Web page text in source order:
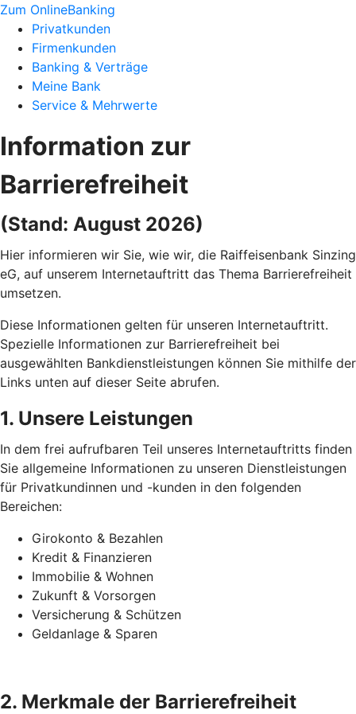
Zum OnlineBanking
Privatkunden
Firmenkunden
Banking & Verträge
Meine Bank
Service & Mehrwerte
Information zur
Barrierefreiheit
(Stand: August 2026)
Hier informieren wir Sie, wie wir, die Raiffeisenbank Sinzing
eG, auf unserem Internetauftritt das Thema Barrierefreiheit
umsetzen.
Diese Informationen gelten für unseren Internetauftritt.
Spezielle Informationen zur Barrierefreiheit bei
ausgewählten Bankdienstleistungen können Sie mithilfe der
Links unten auf dieser Seite abrufen.
1. Unsere Leistungen
In dem frei aufrufbaren Teil unseres Internetauftritts finden
Sie allgemeine Informationen zu unseren Dienstleistungen
für Privatkundinnen und -kunden in den folgenden
Bereichen:
Girokonto & Bezahlen
Kredit & Finanzieren
Immobilie & Wohnen
Zukunft & Vorsorgen
Versicherung & Schützen
Geldanlage & Sparen
2. Merkmale der Barrierefreiheit